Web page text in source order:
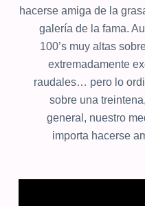
hacerse amiga de la
galería de la fama.
100’s muy altas
extremadamente
raudales… pero lo
sobre una
general, nuestro
importa hacerse